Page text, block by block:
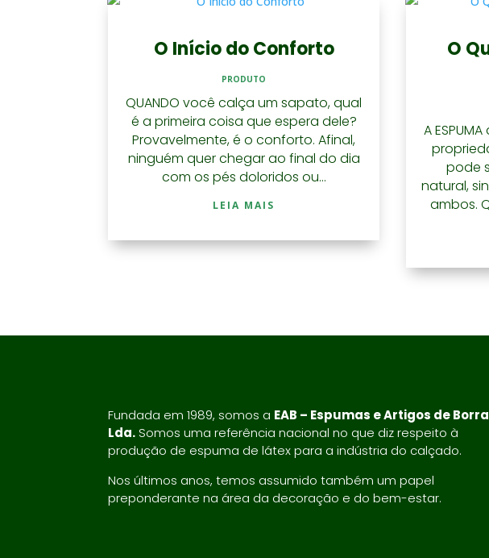
O Início do Conforto
PRODUTO
QUANDO você calça um sapato, qual
é a primeira coisa que espera dele?
Provavelmente, é o conforto. Afinal,
ninguém quer chegar ao final do dia
com os pés doloridos ou...
LEIA MAIS
O
A
pode
natural,
ambos.
Fundada em 1989, somos a EAB – Espumas e Artigos de
Lda.Somos uma referência nacional no que diz respeito à
produção de espuma de látex para a indústria do calçado.
Nos últimos anos, temos assumido também um papel
preponderante na área da decoração e do bem-estar.